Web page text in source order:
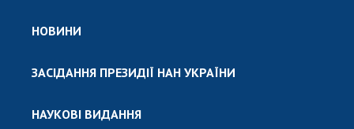
НОВИНИ
ЗАСІДАННЯ ПРЕЗИДІЇ НАН УКРАЇНИ
НАУКОВІ ВИДАННЯ